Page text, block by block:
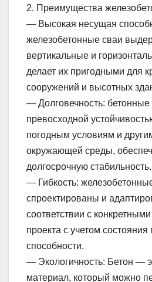
2. Преимущества
— Высокая несущая
железобетонные сваи
вертикальные и
делает их пригодными для
сооружений и высотных
— Долговечность:
превосходной
погодным условиям и
окружающей среды,
долгосрочную стабильность.
— Гибкость:
спроектированы и
соответствии с
проекта с учетом
способности.
— Экологичность: Бетон —
материал, который можно